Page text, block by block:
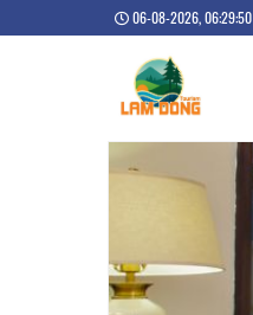
06-08-2026, 06:29:50